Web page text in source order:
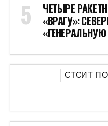
ЧЕТЫРЕ
«ВРАГУ»:
СТОИТ